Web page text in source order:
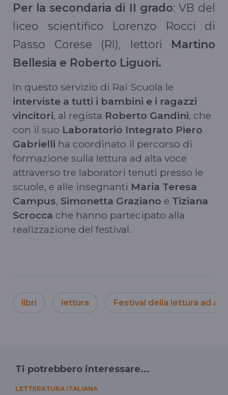
Per la secondaria di II grado: VB del
liceo scientifico Lorenzo Rocci di
Passo Corese (RI), lettori Martino
Bellesia e Roberto Liguori.
In questo servizio di Rai Scuola le
interviste a tutti i bambini e i ragazzi
vincitori, al regista Roberto Gandini, che
con il suo Laboratorio Integrato Piero
Gabrielli ha coordinato il percorso di
formazione sulla lettura ad alta voce
attraverso tre laboratori tenuti presso le
scuole, e alle insegnanti Maria Teresa
Campus, Simonetta Graziano e Tiziana
Scrocca che hanno partecipato alla
realizzazione del festival.
libri lettura Festival della lettura ad
Ti potrebbero interessare...
LETTERATURA ITALIANA